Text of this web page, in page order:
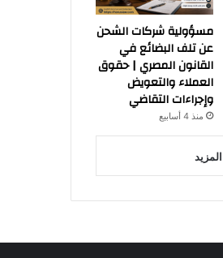
مسؤولية شركات الشحن
عن تلف البضائع في
القانون المصري | حقوق
العملاء والتعويض
وإجراءات التقاضي
منذ 4 أسابيع